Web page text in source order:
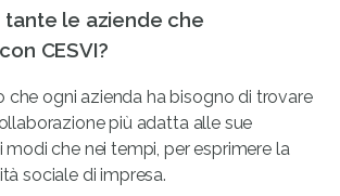
tante le aziende che
CESVI?
che ogni azienda ha bisogno di trovare
più adatta alle sue
modi che nei tempi, per esprimere la
sociale di impresa.